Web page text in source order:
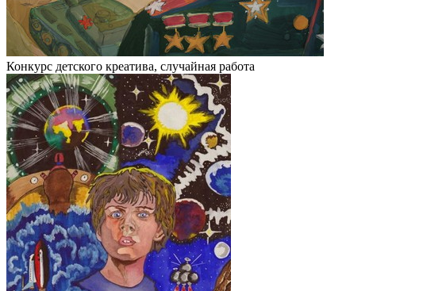
Конкурс детского креатива, случайная работа